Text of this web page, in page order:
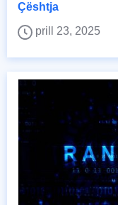
Çështja
prill 23, 2025